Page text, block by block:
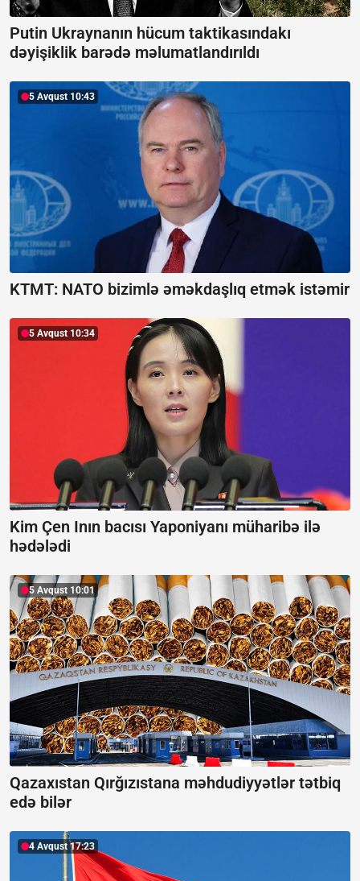
Putin Ukraynanın hücum taktikasındakı
dəyişiklik barədə məlumatlandırıldı
5 Avqust 10:43
KTMT: NATO bizimlə əməkdaşlıq etmək istəmir
5 Avqust 10:34
Kim Çen Inın bacısı Yaponiyanı müharibə ilə
hədələdi
5 Avqust 10:01
Qazaxıstan Qırğızıstana məhdudiyyətlər tətbiq
edə bilər
4 Avqust 17:23